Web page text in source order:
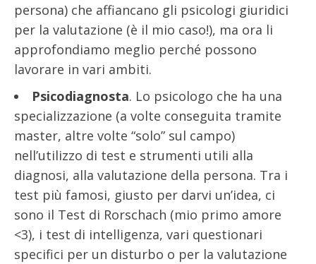
persona) che affiancano gli psicologi giuridici
per la valutazione (è il mio caso!), ma ora li
approfondiamo meglio perché possono
lavorare in vari ambiti.
Psicodiagnosta. Lo psicologo che ha una
specializzazione (a volte conseguita tramite
master, altre volte “solo” sul campo)
nell’utilizzo di test e strumenti utili alla
diagnosi, alla valutazione della persona. Tra i
test più famosi, giusto per darvi un’idea, ci
sono il Test di Rorschach (mio primo amore
<3), i test di intelligenza, vari questionari
specifici per un disturbo o per la valutazione